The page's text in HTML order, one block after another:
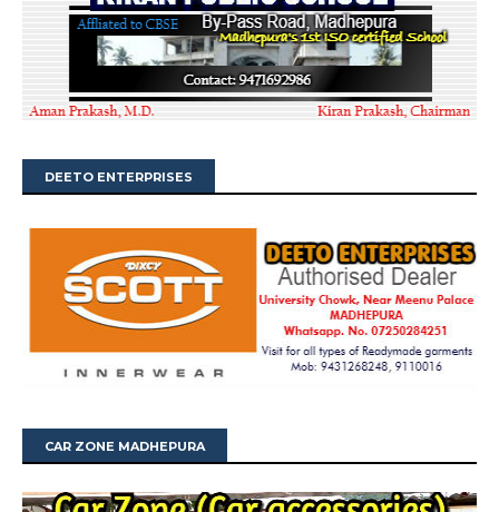
DEETO ENTERPRISES
CAR ZONE MADHEPURA